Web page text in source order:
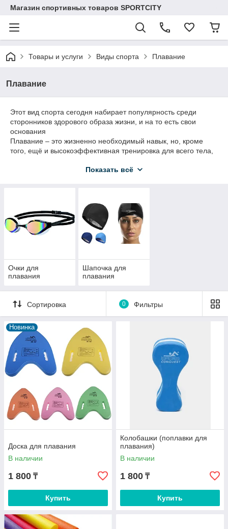
Магазин спортивных товаров SPORTCITY
Товары и услуги Виды спорта Плавание
Плавание
Этот вид спорта сегодня набирает популярность среди
сторонников здорового образа жизни, и на то есть свои
основания
Плавание – это жизненно необходимый навык, но, кроме
того, ещё и высокоэффективная тренировка для всего тела,
Показать всё
Очки для
плавания
Шапочка для
плавания
Сортировка 0 Фильтры
Новинка
Доска для плавания
В наличии
1 800 ₸
Купить
Колобашки (поплавки для
плавания)
В наличии
1 800 ₸
Купить